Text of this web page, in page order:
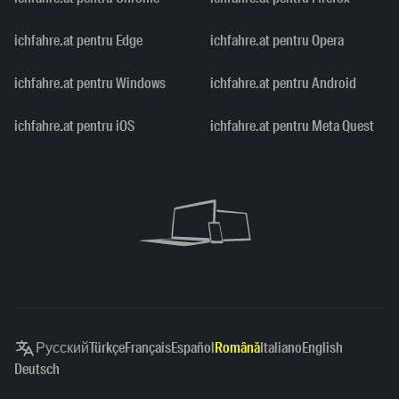
ichfahre.at pentru Edge ichfahre.at pentru Opera
ichfahre.at pentru Windows ichfahre.at pentru Android
ichfahre.at pentru iOS ichfahre.at pentru Meta Quest
РусскийTürkçeFrançaisEspañolRomânăItalianoEnglish
Deutsch